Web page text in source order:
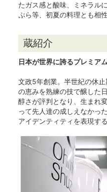
たガス感と酸味、ミネラル
ぷら等、初夏の料理とも相
蔵紹介
日本が世界に誇るプレミア
文政5年創業。半世紀の休
の恵みを熟練の技で醸した
醇さが評判となり、生まれ
って先人達の成しえなかっ
アイデンティティを表現す